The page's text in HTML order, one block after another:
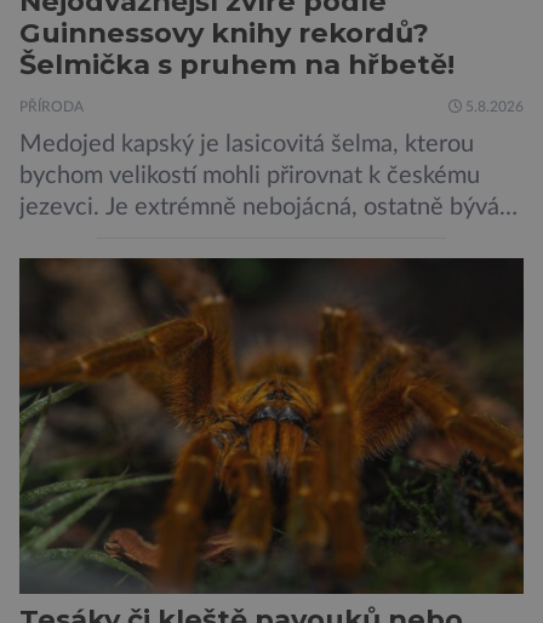
Guinnessovy knihy rekordů?
Šelmička s pruhem na hřbetě!
PŘÍRODA 5.8.2026
Medojed kapský je lasicovitá šelma, kterou
bychom velikostí mohli přirovnat k českému
jezevci. Je extrémně nebojácná, ostatně bývá
této souvislosti je dokonce zapsána do
Guinnessovy knihy rekordů. Navzdory svému
názvu nežije pouze v jižní Africe, ale domovem
je mu valná část černého kontinentu a
vyskytuje se rovněž v oblastech […]